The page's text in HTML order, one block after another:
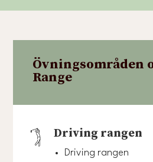
Övningsområden
Range
Driving rangen
Driving rangen